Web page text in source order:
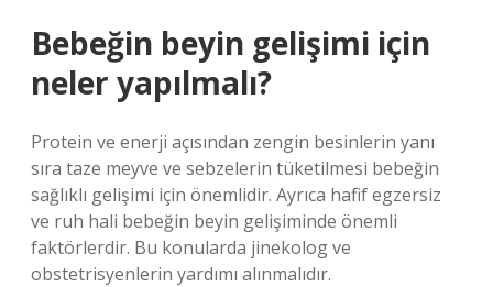
Bebeğin beyin gelişimi için
neler yapılmalı?
Protein ve enerji açısından zengin besinlerin yanı
sıra taze meyve ve sebzelerin tüketilmesi bebeğin
sağlıklı gelişimi için önemlidir. Ayrıca hafif egzersiz
ve ruh hali bebeğin beyin gelişiminde önemli
faktörlerdir. Bu konularda jinekolog ve
obstetrisyenlerin yardımı alınmalıdır.